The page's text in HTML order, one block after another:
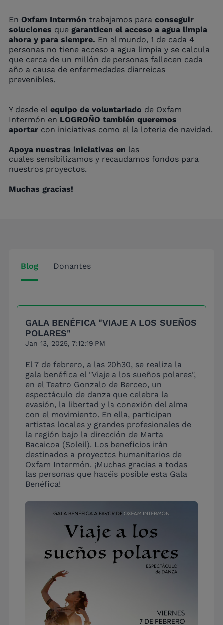
En Oxfam Intermón trabajamos para conseguir
soluciones que garanticen el acceso a agua limpia
ahora y para siempre. En el mundo, 1 de cada 4
personas no tiene acceso a agua limpia y se calcula
que cerca de un millón de personas fallecen cada
año a causa de enfermedades diarreicas
prevenibles.
Y desde elequipo de voluntariado de Oxfam
Intermón en LOGROÑO también queremos
aportar con iniciativas como el la loteria de navidad.
Apoya nuestras iniciativas en las
cuales sensibilizamos y recaudamos fondos para
nuestros proyectos.
Muchas gracias!
Blog Donantes
GALA BENÉFICA "VIAJE A LOS SUEÑOS
POLARES"
Jan 13, 2025, 7:12:19 PM
El 7 de febrero, a las 20h30, se realiza la
gala benéfica el "Viaje a los sueños polares",
en el Teatro Gonzalo de Berceo, un
espectáculo de danza que celebra la
evasión, la libertad y la conexión del alma
con el movimiento. En ella, participan
artistas locales y grandes profesionales de
la región bajo la dirección de Marta
Bacaicoa (Soleil). Los beneficios irán
destinados a proyectos humanitarios de
Oxfam Intermón. ¡Muchas gracias a todas
las personas que hacéis posible esta Gala
Benéfica!